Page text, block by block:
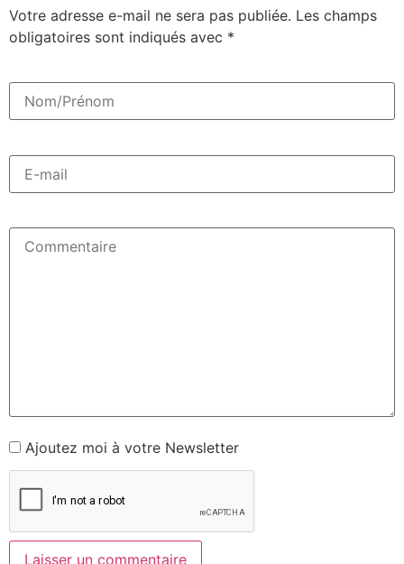
Votre adresse e-mail ne sera pas publiée. Les champs
obligatoires sont indiqués avec *
Ajoutez moi à votre Newsletter